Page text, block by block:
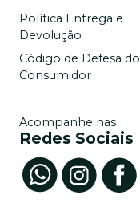
Política Entrega e
Devolução
Código de Defesa do
Consumidor
Acompanhe nas
Redes Sociais